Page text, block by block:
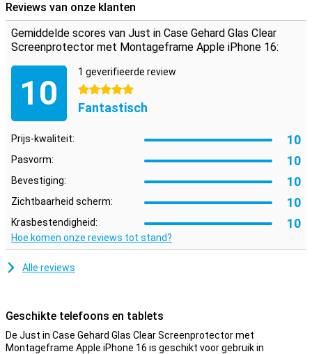
Beschermlaag die niet in de weg zit
Zoek je bescherming voor het display van je Apple iPhone 16? Dan is
deze clear screenprotector een goede optie. De beschermlaag zit
niet in de weg en biedt bescherming tegen vuil, stof en scherpe
voorwerpen. Zo voorkom je krassen in het scherm.
Handig montageframe
supersnel en precies aan op je iPhone 16. Je klikt het frame om je
voorkom je luchtbellen en ligt je screenprotector in één keer goed.
Reviews van onze klanten
Gemiddelde scores van Just in Case Gehard Glas Clear
Screenprotector met Montageframe Apple iPhone 16:
10
1 geverifieerde review
5 sterren
Fantastisch
Prijs-kwaliteit: 10
Pasvorm: 10
Bevestiging: 10
Zichtbaarheid scherm: 10
Krasbestendigheid: 10
Hoe komen onze reviews tot stand?
Alle reviews
Geschikte telefoons en tablets
De Just in Case Gehard Glas Clear Screenprotector met
Montageframe Apple iPhone 16 is geschikt voor gebruik in